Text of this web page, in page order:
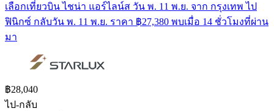
เลือกเที่ยวบิน ไชน่า แอร์ไลน์ส วัน พ. 11 พ.ย. จาก กรุงเทพ ไป
ฟินิกซ์ กลับวัน พ. 11 พ.ย. ราคา ฿27,380 พบเมื่อ 14 ชั่วโมงที่ผ่าน
มา
฿28,040
ไป-กลับ